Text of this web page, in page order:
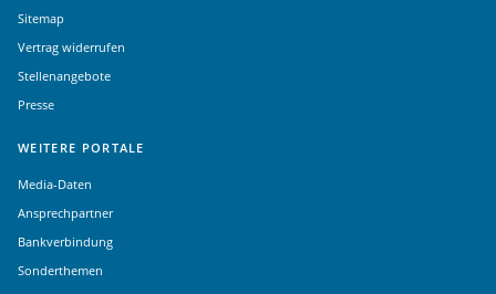
Sitemap
Vertrag widerrufen
Stellenangebote
Presse
WEITERE PORTALE
Media-Daten
Ansprechpartner
Bankverbindung
Sonderthemen